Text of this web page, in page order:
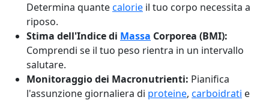
Determina quantecalorie il tuo corpo necessita a
riposo.
Stima dell'Indice di Massa Corporea (BMI):
Comprendi se il tuo peso rientra in un intervallo
salutare.
Monitoraggio dei Macronutrienti: Pianifica
l'assunzione giornaliera di proteine, carboidrati e